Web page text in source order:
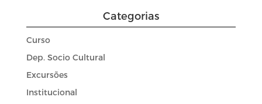
Categorias
Curso
Dep. Socio Cultural
Excursões
Institucional